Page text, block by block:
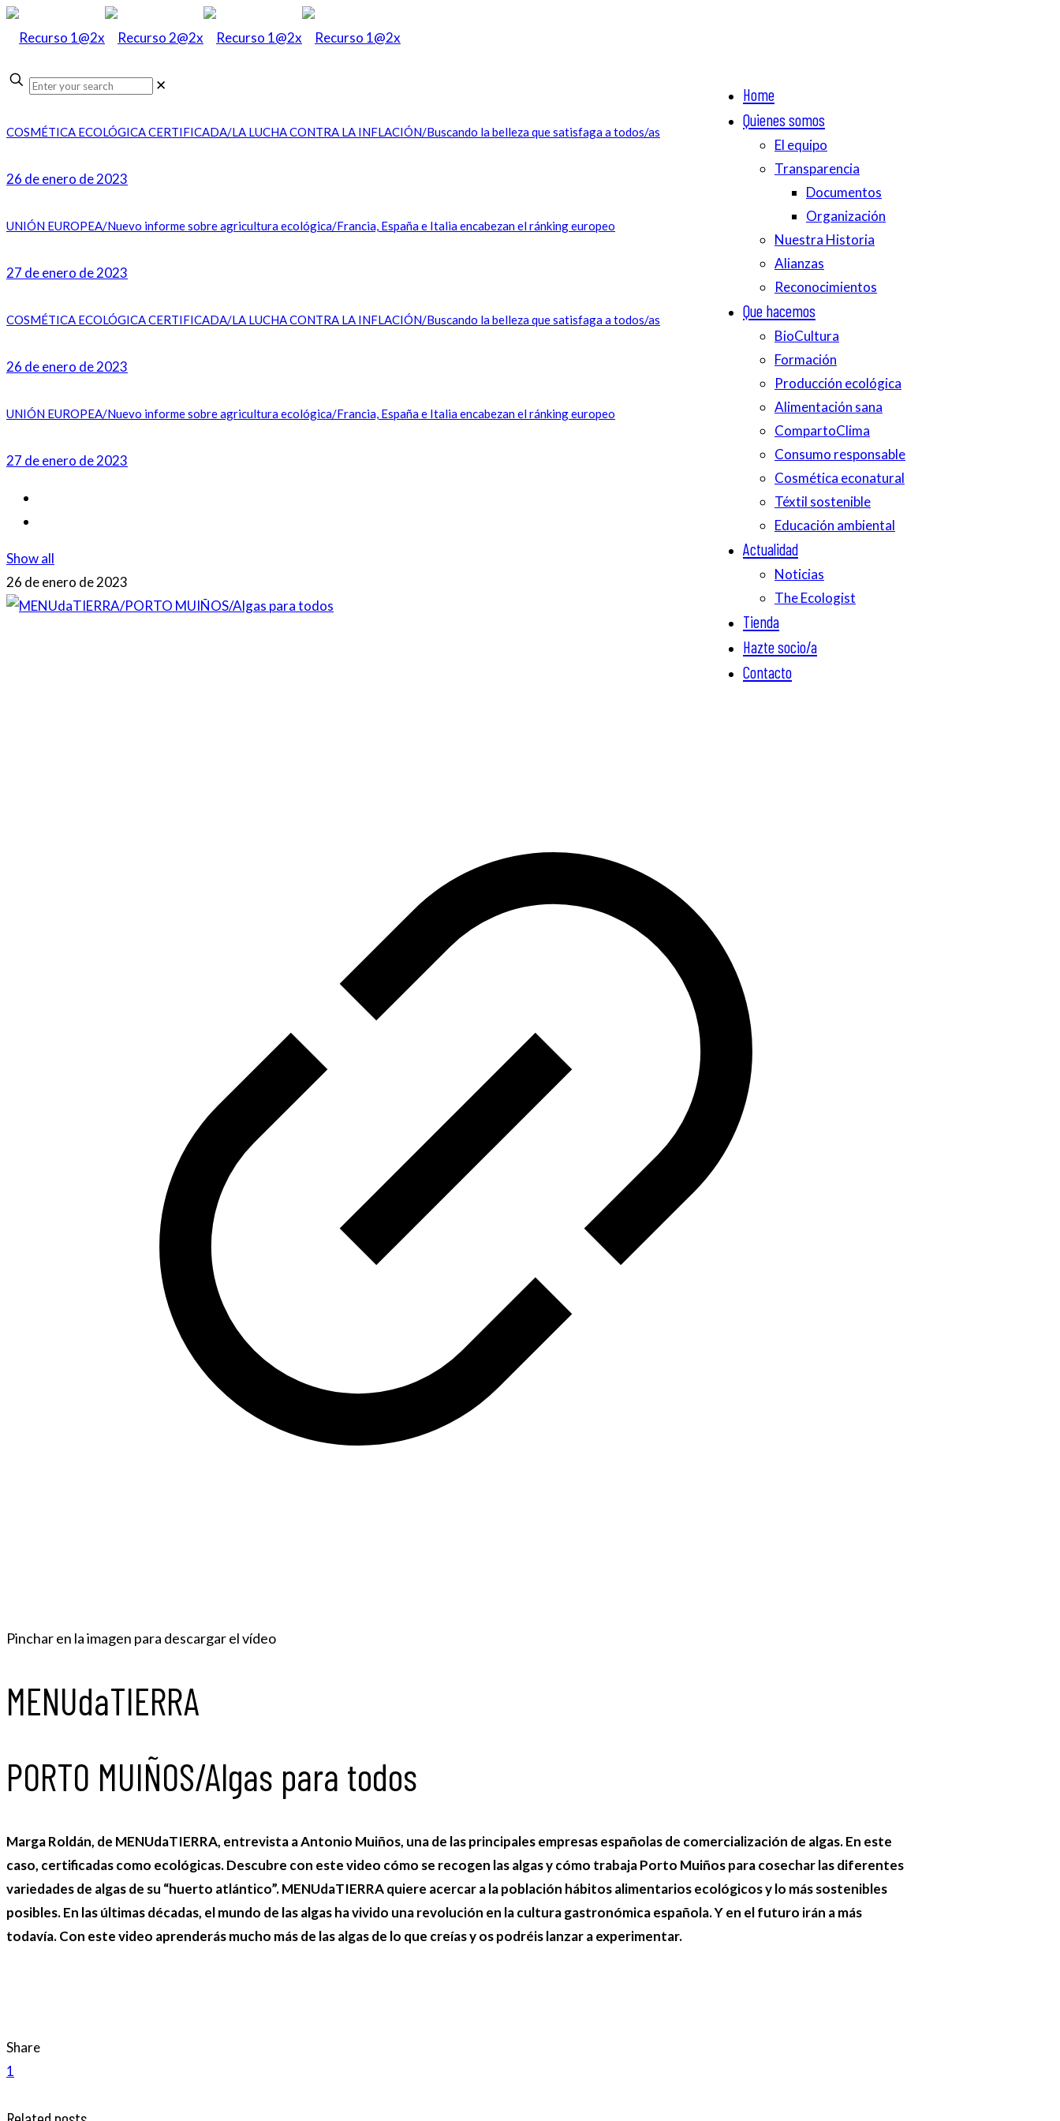
Home
Quienes somos
El equipo
Transparencia
Documentos
Organización
Nuestra Historia
Alianzas
Reconocimientos
Que hacemos
BioCultura
Formación
Producción ecológica
Alimentación sana
CompartoClima
Consumo responsable
Cosmética econatural
Téxtil sostenible
Educación ambiental
Actualidad
Noticias
The Ecologist
Tienda
Hazte socio/a
Contacto
✕
COSMÉTICA ECOLÓGICA CERTIFICADA/LA LUCHA CONTRA LA INFLACIÓN/Buscando la belleza que satisfaga a todos/as
26 de enero de 2023
UNIÓN EUROPEA/Nuevo informe sobre agricultura ecológica/Francia, España e Italia encabezan el ránking europeo
27 de enero de 2023
COSMÉTICA ECOLÓGICA CERTIFICADA/LA LUCHA CONTRA LA INFLACIÓN/Buscando la belleza que satisfaga a todos/as
26 de enero de 2023
UNIÓN EUROPEA/Nuevo informe sobre agricultura ecológica/Francia, España e Italia encabezan el ránking europeo
27 de enero de 2023
Show all
26 de enero de 2023
Pinchar en la imagen para descargar el vídeo
MENUdaTIERRA
PORTO MUIÑOS/Algas para todos
Marga Roldán, de MENUdaTIERRA, entrevista a Antonio Muiños, una de las principales empresas españolas de comercialización de algas. En este
caso, certificadas como ecológicas. Descubre con este video cómo se recogen las algas y cómo trabaja Porto Muiños para cosechar las diferentes
variedades de algas de su “huerto atlántico”. MENUdaTIERRA quiere acercar a la población hábitos alimentarios ecológicos y lo más sostenibles
posibles. En las últimas décadas, el mundo de las algas ha vivido una revolución en la cultura gastronómica española. Y en el futuro irán a más
todavía. Con este video aprenderás mucho más de las algas de lo que creías y os podréis lanzar a experimentar.
Share
1